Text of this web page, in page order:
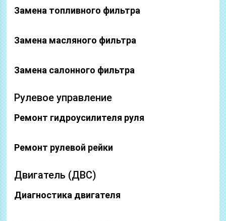
Замена топливного фильтра
Замена масляного фильтра
Замена салонного фильтра
Рулевое управление
Ремонт гидроусилителя руля
Ремонт рулевой рейки
Двигатель (ДВС)
Диагностика двигателя